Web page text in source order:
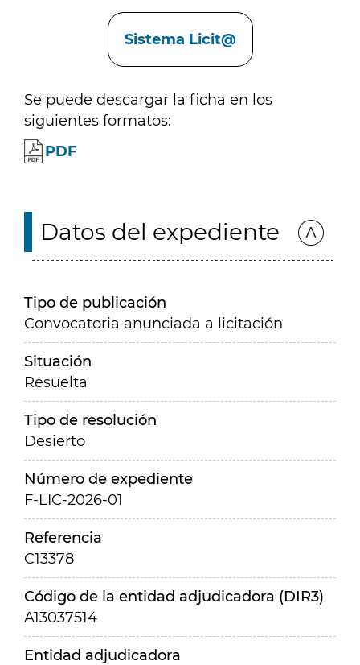
Sistema Licit@
Se puede descargar la ficha en los
siguientes formatos:
PDF
Datos del expediente
Tipo de publicación
Convocatoria anunciada a licitación
Situación
Resuelta
Tipo de resolución
Desierto
Número de expediente
F-LIC-2026-01
Referencia
C13378
Código de la entidad adjudicadora (DIR3)
A13037514
Entidad adjudicadora